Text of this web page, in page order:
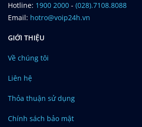
Hotline: 1900 2000 - (028).7108.8088
Email: hotro@voip24h.vn
GIỚI THIỆU
Về chúng tôi
Liên hệ
Thỏa thuận sử dụng
Chính sách bảo mật